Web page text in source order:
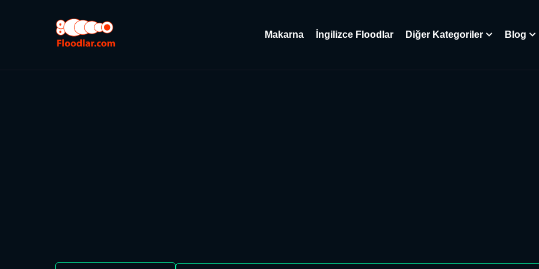
Makarna İngilizce Floodlar Diğer Kategoriler Blog